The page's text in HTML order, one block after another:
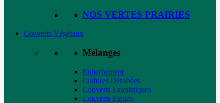
NOS VERTES PRAIRIES
Couverts Végétaux
Mélanges
Enherbement
Cultures Dérobées
Couverts Faunistiques
Couverts Fleuris